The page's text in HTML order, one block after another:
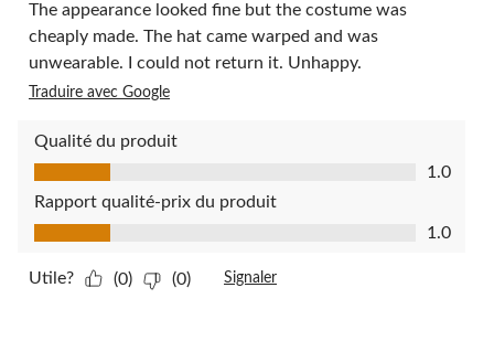
The appearance looked fine but the costume was
cheaply made. The hat came warped and was
unwearable. I could not return it. Unhappy.
Traduire avec Google
Qualité du produit
Qualité du produit, 1.0 sur 5
1.0
Rapport qualité-prix du produit
Rapport qualité-prix du produit, 1.0 sur 5
1.0
Utile? (0) (0) Signaler